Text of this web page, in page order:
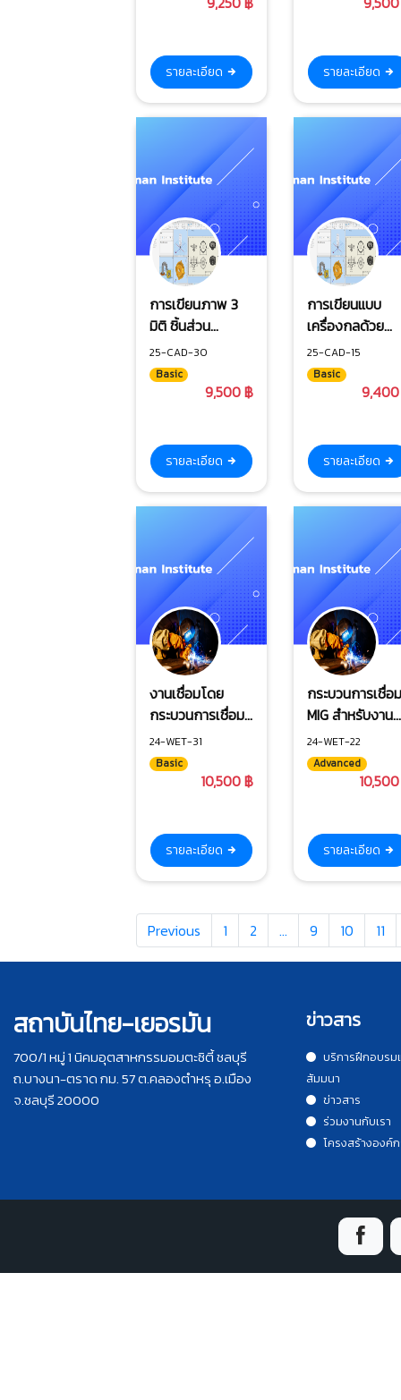
รายละเอียด รายละเอียด
การเขียนภาพ 3
มิติ ชิ้นส่วน
เครื่องกลด้วย NX
25-CAD-30
Basic
9,500 ฿
รายละเอียด
การเขียนแบบ
เครื่องกลด้วย
AutoCAD 2025
25-CAD-15
Basic
รายละเอียด
งานเชื่อมโดย
กระบวนการเชื่อม
TIG (สำหรับงานส
แตนเลสและ
อะลูมิเนียม)
24-WET-31
Basic
10,500 ฿
รายละเอียด
กระบวนการเชื่อ
MIG สำหรับงาน
อะลูมิเนียม
24-WET-22
Advanced
รายละเอียด
Previous 1 2 … 9 10 11
สถาบันไทย-เยอรมัน
700/1 หมู่ 1 นิคมอุตสาหกรรมอมตะซิตี้ ชลบุรี
ถ.บางนา-ตราด กม. 57 ต.คลองตำหรุ อ.เมือง
จ.ชลบุรี 20000
ข่าวสาร
บริการฝึกอบรม
สัมมนา
ข่าวสาร
ร่วมงานกับเรา
โครงสร้างองค์